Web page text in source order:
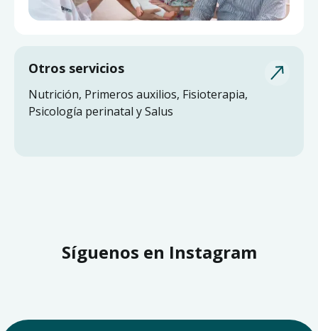
Otros servicios
Nutrición, Primeros auxilios, Fisioterapia,
Psicología perinatal y Salus
Síguenos en Instagram